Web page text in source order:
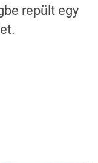
repült egy